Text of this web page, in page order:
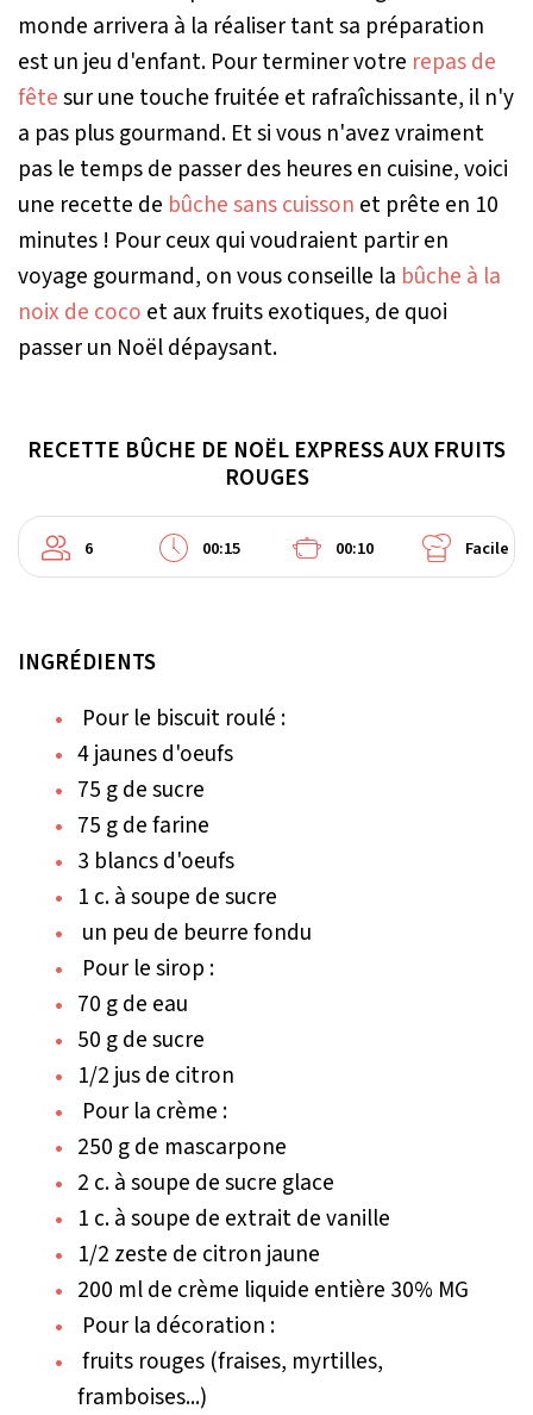
monde arrivera à la réaliser tant sa préparation
est un jeu d'enfant. Pour terminer votre repas de
fêtesur une touche fruitée et rafraîchissante, il n'y
a pas plus gourmand. Et si vous n'avez vraiment
pas le temps de passer des heures en cuisine, voici
une recette de bûche sans cuisson et prête en 10
minutes ! Pour ceux qui voudraient partir en
voyage gourmand, on vous conseille la bûche à la
noix de coco et aux fruits exotiques, de quoi
passer un Noël dépaysant.
RECETTE BÛCHE DE NOËL EXPRESS AUX FRUITS
ROUGES
6 00:15 00:10 Facile
INGRÉDIENTS
Pour le biscuit roulé :
4 jaunes d'oeufs
75 g de sucre
75 g de farine
3 blancs d'oeufs
1 c. à soupe de sucre
un peu de beurre fondu
Pour le sirop :
70 g de eau
50 g de sucre
1/2 jus de citron
Pour la crème :
250 g de mascarpone
2 c. à soupe de sucre glace
1 c. à soupe de extrait de vanille
1/2 zeste de citron jaune
200 ml de crème liquide entière 30% MG
Pour la décoration :
fruits rouges (fraises, myrtilles,
framboises...)